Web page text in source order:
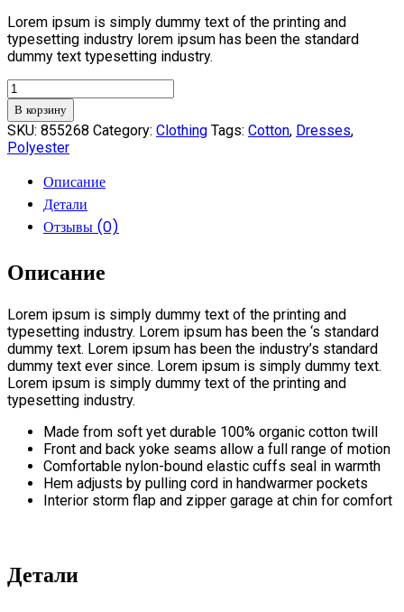
Lorem ipsum is simply dummy text of the printing and
typesetting industry lorem ipsum has been the standard
dummy text typesetting industry.
Количество
товара
Cashmere
Sweater
В корзину
SKU: 855268 Category: Clothing Tags: Cotton, Dresses,
Polyester
Описание
Детали
Отзывы (0)
Описание
Lorem ipsum is simply dummy text of the printing and
typesetting industry. Lorem ipsum has been the ‘s standard
dummy text. Lorem ipsum has been the industry’s standard
dummy text ever since. Lorem ipsum is simply dummy text.
Lorem ipsum is simply dummy text of the printing and
typesetting industry.
Made from soft yet durable 100% organic cotton twill
Front and back yoke seams allow a full range of motion
Comfortable nylon-bound elastic cuffs seal in warmth
Hem adjusts by pulling cord in handwarmer pockets
Interior storm flap and zipper garage at chin for comfort
Детали